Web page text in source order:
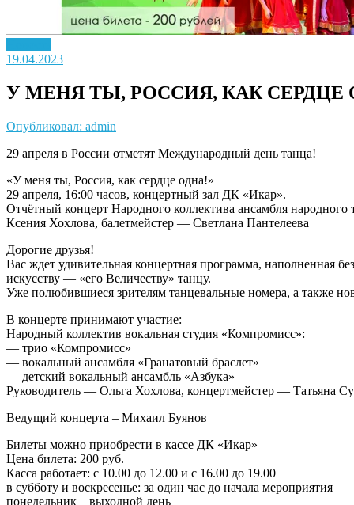
19.04.2023
У МЕНЯ ТЫ, РОССИЯ, КАК СЕРДЦЕ
Опубликовал: admin
29 апреля в России отметят Международный день танца!
«У меня ты, Россия, как сердце одна!»
29 апреля, 16:00 часов, концертный зал ДК «Икар».
Отчётный концерт Народного коллектива ансамбля
Ксения Хохлова, балетмейстер — Светлана Пантелеева
Дорогие друзья!
Вас ждет удивительная концертная программа, наполненная
искусству — «его Величеству» танцу.
Уже полюбившиеся зрителям танцевальные номера, а также
В концерте принимают участие:
Народный коллектив вокальная студия «Компромисс»:
— трио «Компромисс»
— вокальный ансамбля «Гранатовый браслет»
— детский вокальный ансамбль «Азбука»
Руководитель — Ольга Хохлова, концертмейстер — Татьяна
Ведущий концерта – Михаил Буянов
Билеты можно приобрести в кассе ДК «Икар»
Цена билета: 200 руб.
Касса работает: с 10.00 до 12.00 и с 16.00 до 19.00
в субботу и воскресенье: за один час до начала мероприятия
понедельник – выходной день